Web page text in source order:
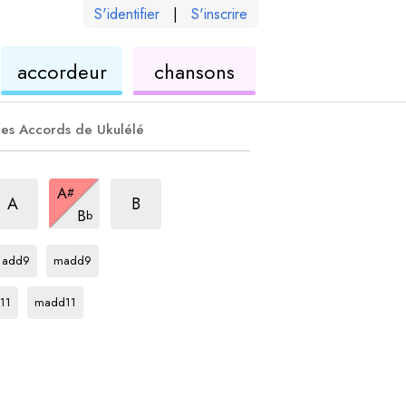
S'identifier | S'inscrire
accordeurukuléléchansons
Accords de Ukulélé
A
accord
A#
9
accord
Bb
9
B
A#
add9
madd9
madd11